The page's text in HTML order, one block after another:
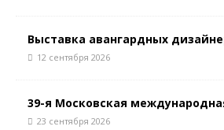
Выставка авангардных
12 сентября 2026
39-я Московская
23 сентября 2026